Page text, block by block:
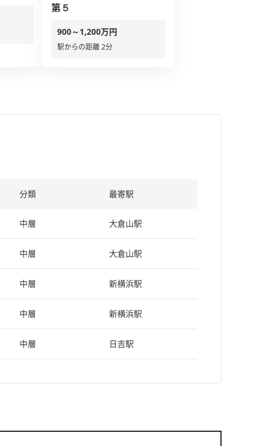
第５
900～1,200万円
駅からの距離 2分
分類 最寄駅
中層 大倉山駅
中層 大倉山駅
中層 新横浜駅
中層 新横浜駅
中層 日吉駅